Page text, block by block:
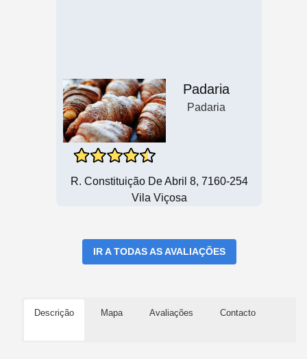
Padaria
Padaria
R. Constituição De Abril 8, 7160-254
Vila Viçosa
IR A TODAS AS AVALIAÇÕES
Descrição Mapa Avaliações Contacto